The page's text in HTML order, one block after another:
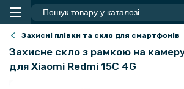
Захисні плівки та скло для смартфонів
Захисне скло з рамкою на
для Xiaomi Redmi 15C 4G